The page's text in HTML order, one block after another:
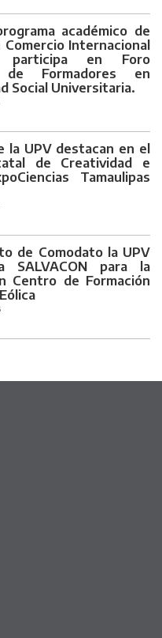
académico de
Internacional
participa en Foro
de Formadores en
Social Universitaria.
la UPV destacan en el
de Creatividad e
Tamaulipas
de Comodato la UPV
SALVACON para la
Centro de Formación